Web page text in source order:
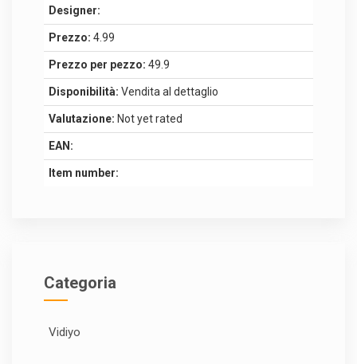
Designer:
Prezzo: 4.99
Prezzo per pezzo: 49.9
Disponibilità: Vendita al dettaglio
Valutazione: Not yet rated
EAN:
Item number:
Categoria
Vidiyo